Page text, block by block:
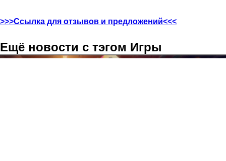
>>>Ссылка для отзывов и предложений<<<
Ещё новости с тэгом Игры